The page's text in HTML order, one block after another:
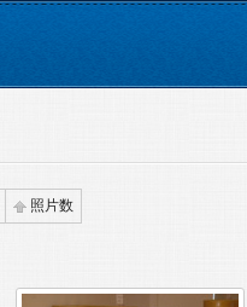
照片数